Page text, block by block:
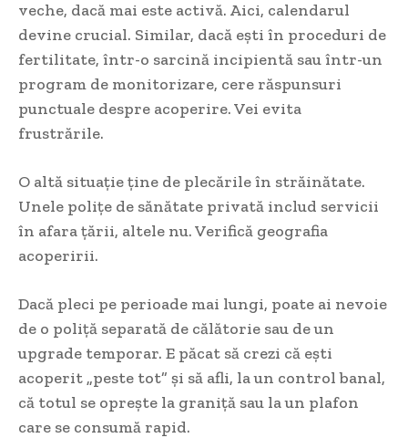
veche, dacă mai este activă. Aici, calendarul
devine crucial. Similar, dacă ești în proceduri de
fertilitate, într-o sarcină incipientă sau într-un
program de monitorizare, cere răspunsuri
punctuale despre acoperire. Vei evita
frustrările.
O altă situație ține de plecările în străinătate.
Unele polițe de sănătate privată includ servicii
în afara țării, altele nu. Verifică geografia
acoperirii.
Dacă pleci pe perioade mai lungi, poate ai nevoie
de o poliță separată de călătorie sau de un
upgrade temporar. E păcat să crezi că ești
acoperit „peste tot” și să afli, la un control banal,
că totul se oprește la graniță sau la un plafon
care se consumă rapid.